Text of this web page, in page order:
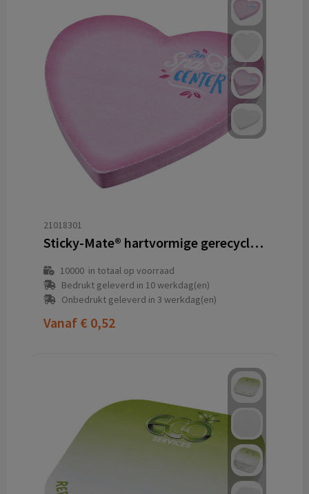
21018301
Sticky-Mate® hartvormige gerecyclede sticky notes
10000in totaal op voorraad
Bedrukt geleverd in 10 werkdag(en)
Onbedrukt geleverd in 3 werkdag(en)
Vanaf € 0,52